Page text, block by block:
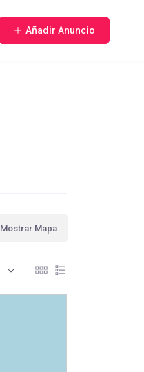
Añadir Anuncio
Mostrar Mapa